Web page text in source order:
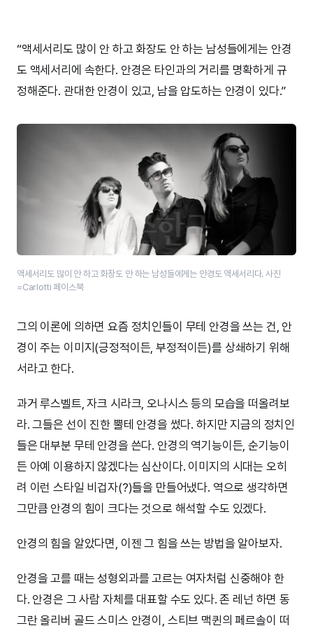
“액세서리도 많이 안 하고 화장도 안 하는 남성들에게는 안경
도 액세서리에 속한다. 안경은 타인과의 거리를 명확하게 규
정해준다. 관대한 안경이 있고, 남을 압도하는 안경이 있다.”
액세서리도 많이 안 하고 화장도 안 하는 남성들에게는 안경도 액세서리다. 사진
=Carlotti 페이스북
그의 이론에 의하면 요즘 정치인들이 무테 안경을 쓰는 건, 안
경이 주는 이미지(긍정적이든, 부정적이든)를 상쇄하기 위해
서라고 한다.
과거 루스벨트, 자크 시라크, 오나시스 등의 모습을 떠올려보
라. 그들은 선이 진한 뿔테 안경을 썼다. 하지만 지금의 정치인
들은 대부분 무테 안경을 쓴다. 안경의 역기능이든, 순기능이
든 아예 이용하지 않겠다는 심산이다. 이미지의 시대는 오히
려 이런 스타일 비겁자(?)들을 만들어냈다. 역으로 생각하면
그만큼 안경의 힘이 크다는 것으로 해석할 수도 있겠다.
안경의 힘을 알았다면, 이젠 그 힘을 쓰는 방법을 알아보자.
안경을 고를 때는 성형외과를 고르는 여자처럼 신중해야 한
다. 안경은 그 사람 자체를 대표할 수도 있다. 존 레넌 하면 동
그란 올리버 골드 스미스 안경이, 스티브 맥퀸의 페르솔이 떠